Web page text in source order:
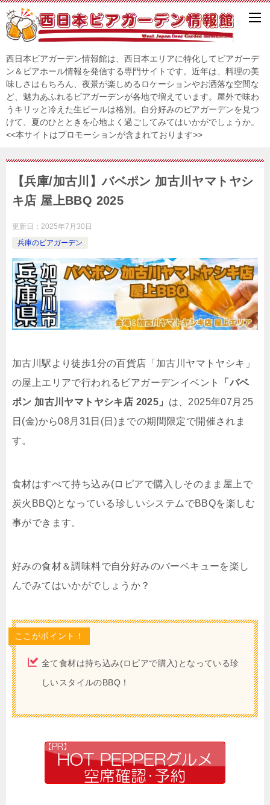
西日本ビアガーデン情報館は、西日本エリアに特化してビアガーデ
ン＆ビアホール情報を発信する専門サイトです。近年は、料理の美
味しさはもちろん、夜景が楽しめるロケーションやお洒落な空間な
ど、魅力あふれるビアガーデンが各地で増えています。屋外で味わ
うキリッと冷えた生ビールは格別。自分好みのビアガーデンを見つ
けて、夏のひとときを心地よく過ごしてみてはいかがでしょうか。
<<本サイトはプロモーションが含まれております>>
【兵庫/加古川】バベポン 加古川ヤマトヤシ
キ店 屋上BBQ 2025
更新日： 2025年7月30日
兵庫のビアガーデン
加古川駅より徒歩1分の百貨店「加古川ヤマトヤシキ」
の屋上エリアで行われるビアガーデンイベント
「バベ
ポン 加古川ヤマトヤシキ店 2025」 は、2025年07月25
日(金)から08月31日(日)までの期間限定で開催されま
す。
食材はすべて持ち込み(ロピアで購入しそのまま屋上で
炭火BBQ)となっている珍しいシステムでBBQを楽しむ
事ができます。
好みの食材＆調味料で自分好みのバーベキューを楽し
んでみてはいかがでしょうか？
ここがポイント！
全て食材は持ち込み(ロピアで購入)となっている珍
しいスタイルのBBQ！